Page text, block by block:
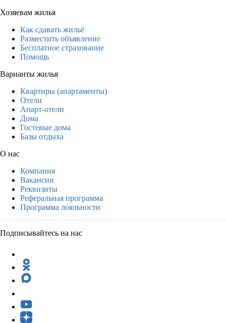
Хозяевам жилья
Как сдавать жильё
Разместить объявление
Бесплатное страхование
Помощь
Варианты жилья
Квартиры (апартаменты)
Отели
Апарт-отели
Дома
Гостевые дома
Базы отдыха
О нас
Компания
Вакансии
Реквизиты
Реферальная программа
Программа лояльности
Подписывайтесь на нас